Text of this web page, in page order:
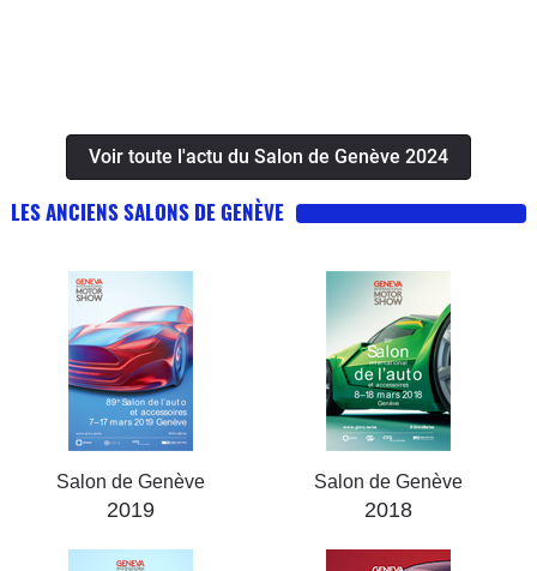
Voir toute l'actu du Salon de Genève 2024
LES ANCIENS SALONS DE GENÈVE
Salon de Genève
2019
Salon de Genève
2018